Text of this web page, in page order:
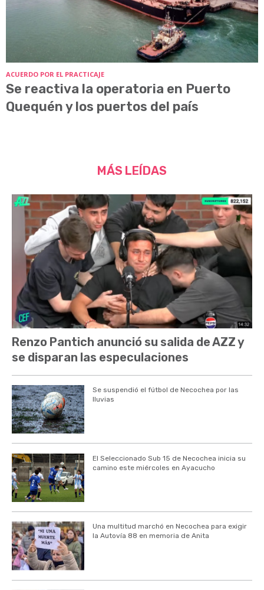
ACUERDO POR EL PRACTICAJE
Se reactiva la operatoria en Puerto
Quequén y los puertos del país
MÁS LEÍDAS
Renzo Pantich anunció su salida de AZZ y
se disparan las especulaciones
Se suspendió el fútbol de Necochea por las
lluvias
El Seleccionado Sub 15 de Necochea inicia su
camino este miércoles en Ayacucho
Una multitud marchó en Necochea para exigir
la Autovía 88 en memoria de Anita